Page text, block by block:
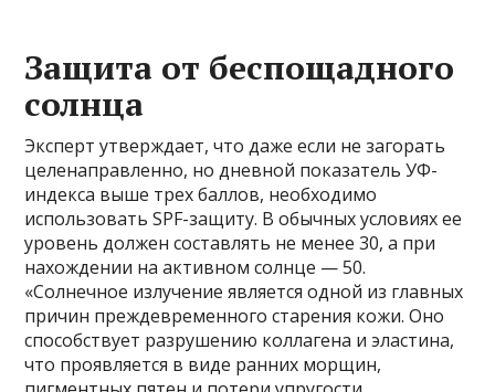
Защита от беспощадного
солнца
Эксперт утверждает, что даже если не загорать
целенаправленно, но дневной показатель УФ-
индекса выше трех баллов, необходимо
использовать SPF-защиту. В обычных условиях ее
уровень должен составлять не менее 30, а при
нахождении на активном солнце — 50.
«Солнечное излучение является одной из главных
причин преждевременного старения кожи. Оно
способствует разрушению коллагена и эластина,
что проявляется в виде ранних морщин,